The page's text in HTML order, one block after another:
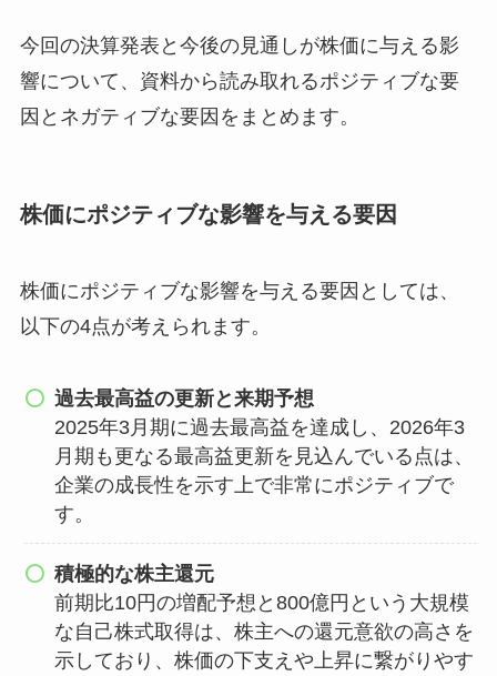
今回の決算発表と今後の見通しが株価に与える影
響について、資料から読み取れるポジティブな要
因とネガティブな要因をまとめます。
株価にポジティブな影響を与える要因
株価にポジティブな影響を与える要因としては、
以下の4点が考えられます。
過去最高益の更新と来期予想
2025年3月期に過去最高益を達成し、2026年3
月期も更なる最高益更新を見込んでいる点は、
企業の成長性を示す上で非常にポジティブで
す。
積極的な株主還元
前期比10円の増配予想と800億円という大規模
な自己株式取得は、株主への還元意欲の高さを
示しており、株価の下支えや上昇に繋がりやす